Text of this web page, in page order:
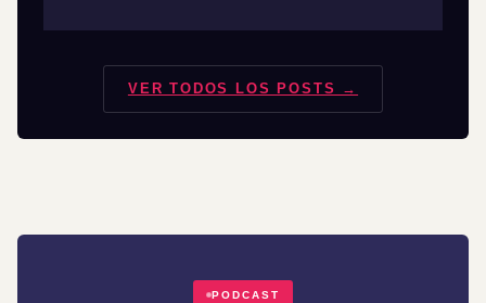
VER TODOS LOS POSTS →
PODCAST